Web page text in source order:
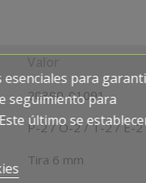
20390-01091
P-2 / O-2 / T-2 / E-2
Tira 6 mm
esenciales para
seguimiento para
último se